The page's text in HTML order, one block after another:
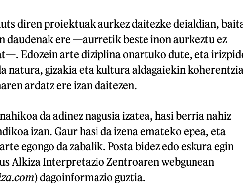
diren proiektuak aurkez daitezke deialdian,
daudenak ere —aurretik beste inon aurkeztu ez
Edozein arte diziplina onartuko dute, eta
natura, gizakia eta kultura aldagaiekin koherentzia
ardatz ere izan daitezen.
da adinez nagusia izatea, hasi berria nahiz
izan. Gaur hasi da izena emateko epea, eta
egongo da zabalik. Posta bidez edo eskura egin
Alkiza Interpretazio Zentroaren webgunean
) dagoinformazio guztia.